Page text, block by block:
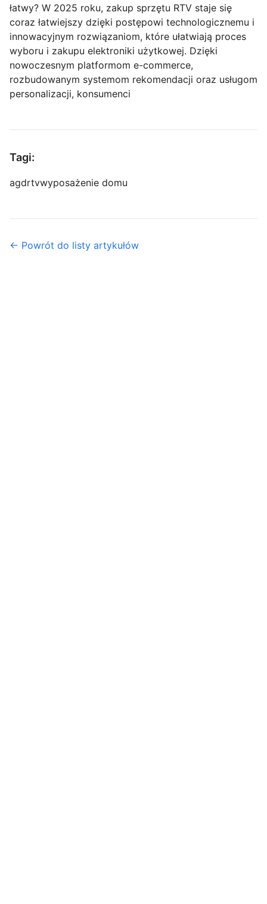
łatwy? W 2025 roku, zakup sprzętu RTV staje się
coraz łatwiejszy dzięki postępowi technologicznemu i
innowacyjnym rozwiązaniom, które ułatwiają proces
wyboru i zakupu elektroniki użytkowej. Dzięki
nowoczesnym platformom e-commerce,
rozbudowanym systemom rekomendacji oraz usługom
personalizacji, konsumenci
Tagi:
agdrtvwyposażenie domu
← Powrót do listy artykułów